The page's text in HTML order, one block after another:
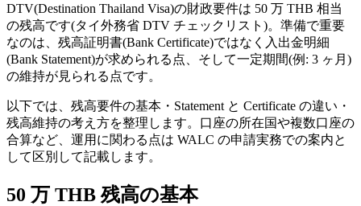
DTV(Destination Thailand Visa)の財政要件は 50 万 THB 相当
の残高です(タイ外務省 DTV チェックリスト)。準備で重要
なのは、残高証明書(Bank Certificate)ではなく入出金明細
(Bank Statement)が求められる点、そして一定期間(例: 3 ヶ月)
の維持が見られる点です。
以下では、残高要件の基本・Statement と Certificate の違い・
残高維持の考え方を整理します。口座の所在国や複数口座の
合算など、運用に関わる点は WALC の申請実務での案内と
して区別して記載します。
50 万 THB 残高の基本